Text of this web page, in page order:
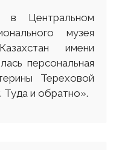
Центральном
музея
имени
персональная
Тереховой
и обратно».